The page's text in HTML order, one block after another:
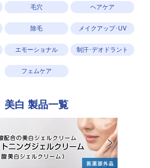
毛穴 ヘアケア
除毛 メイクアップ･UV
エモーショナル 制汗･デオドラント
フェムケア
美白 製品一覧